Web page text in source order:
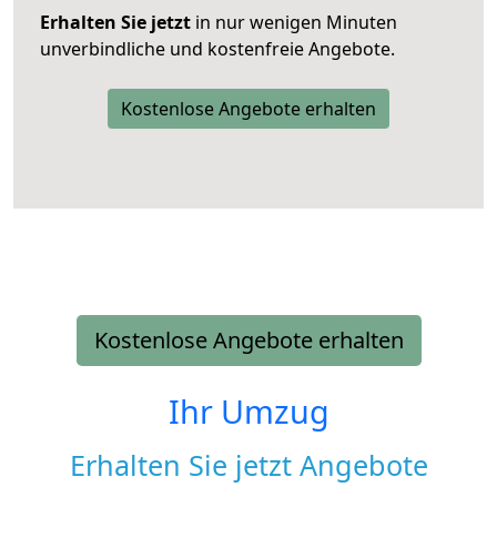
Erhalten Sie jetzt in nur wenigen Minuten
unverbindliche und kostenfreie Angebote.
Kostenlose Angebote erhalten
Kostenlose Angebote erhalten
Ihr Umzug
Erhalten Sie jetzt Angebote